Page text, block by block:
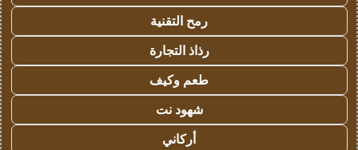
رمح التقنية
رذاذ التجارة
طعم وكيف
شهود نت
أركاني